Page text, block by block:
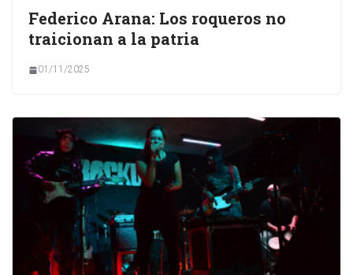
Federico Arana: Los roqueros no
traicionan a la patria
01/11/2025